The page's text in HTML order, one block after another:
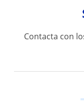
Contacta con